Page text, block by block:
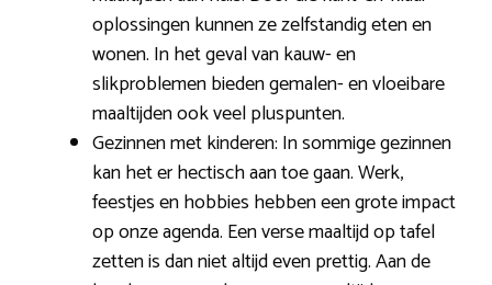
oplossingen kunnen ze zelfstandig eten en
wonen. In het geval van kauw- en
slikproblemen bieden gemalen- en vloeibare
maaltijden ook veel pluspunten.
Gezinnen met kinderen: In sommige gezinnen
kan het er hectisch aan toe gaan. Werk,
feestjes en hobbies hebben een grote impact
op onze agenda. Een verse maaltijd op tafel
zetten is dan niet altijd even prettig. Aan de